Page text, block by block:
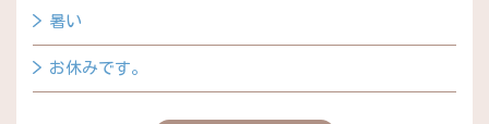
暑い
お休みです。